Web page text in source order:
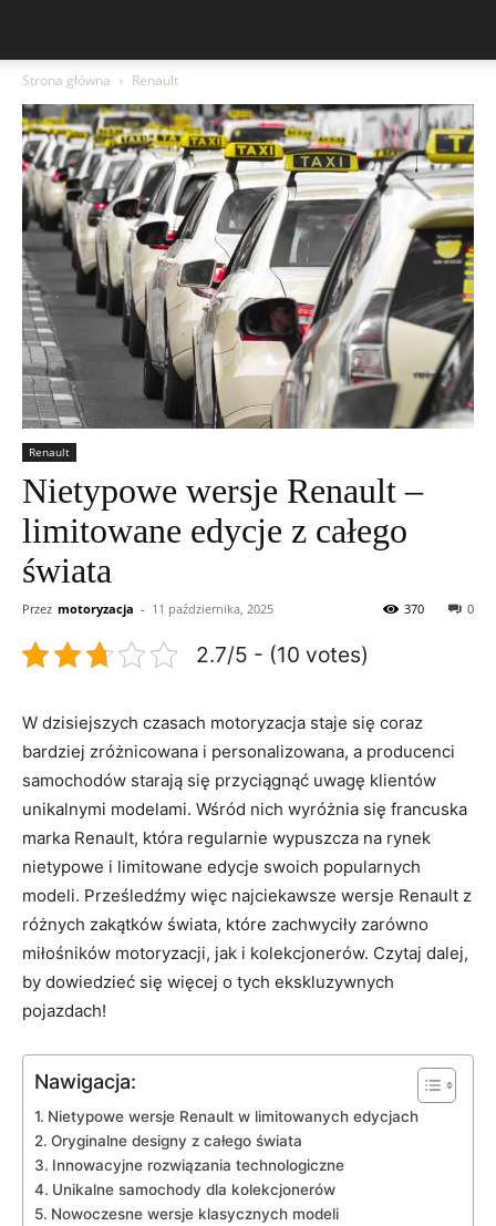
Strona główna Renault
Renault
Nietypowe wersje Renault –
limitowane edycje z całego
świata
Przez motoryzacja - 11 października, 2025 0
370
2.7/5 - (10 votes)
W dzisiejszych czasach motoryzacja staje się coraz
bardziej ⁤zróżnicowana‌ i personalizowana, a producenci
samochodów starają‍ się przyciągnąć uwagę klientów
⁢unikalnymi modelami. Wśród nich⁤ wyróżnia się francuska
marka⁢ Renault, która regularnie wypuszcza na rynek
nietypowe i limitowane ⁤edycje swoich​ popularnych
modeli. Prześledźmy więc najciekawsze wersje Renault z
różnych zakątków świata, ​które zachwyciły ⁤zarówno
miłośników motoryzacji,‍ jak i‍ kolekcjonerów. Czytaj dalej,‍
by dowiedzieć się więcej o tych ekskluzywnych
pojazdach!
Nawigacja:
Nietypowe wersje ‌Renault w limitowanych edycjach
Oryginalne designy⁤ z całego ‌świata
Innowacyjne rozwiązania technologiczne
Unikalne samochody dla kolekcjonerów
Nowoczesne wersje klasycznych modeli